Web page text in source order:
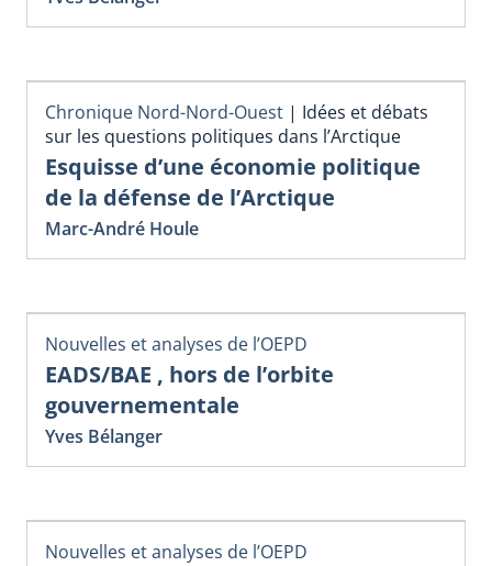
Chronique Nord-Nord-Ouest | Idées et débats
sur les questions politiques dans l’Arctique
Esquisse d’une économie politique
de la défense de l’Arctique
Marc-André Houle
Nouvelles et analyses de l’OEPD
EADS/BAE , hors de l’orbite
gouvernementale
Yves Bélanger
Nouvelles et analyses de l’OEPD